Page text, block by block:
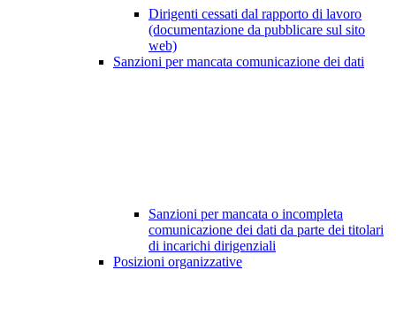
Dirigenti cessati dal rapporto di lavoro
(documentazione da pubblicare sul sito
web)
Sanzioni per mancata comunicazione dei dati
Sanzioni per mancata o incompleta
comunicazione dei dati da parte dei titolari
di incarichi dirigenziali
Posizioni organizzative